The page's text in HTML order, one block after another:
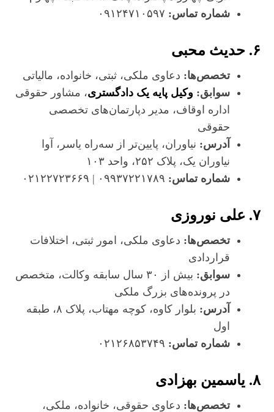
شماره تماس:
۶. حدیث محبی
تخصص‌ها: دعاوی ملکی، ثبتی، خانواده، مالیاتی
سوابق: وکیل پایه یک دادگستری، مشاور حقوقی
اداره اوقاف، مدیر دپارتمان‌های تخصصی
حقوقی
آدرس: نیاوران، پایین‌تر از سه‌راه یاسر، آوا
نیاوران یک، پلاک ۲۵۲، واحد ۱۰۳
شماره تماس:
۷. علی نوروزی
تخصص‌ها: دعاوی ملکی، امور ثبتی، اختلافات
قراردادی
سوابق:
بیش از ۳۰ سال سابقه وکالت، متخصص
در پرونده‌های بزرگ ملکی
آدرس:
بلوار کاوه، کوچه مهتاب، پلاک ۸، طبقه
اول
شماره تماس:
۸. یاسمین بهزادی
تخصص‌ها: دعاوی حقوقی، خانواده، ملکی،